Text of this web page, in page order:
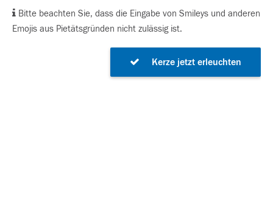
Bitte beachten Sie, dass die Eingabe von Smileys und anderen
Emojis aus Pietätsgründen nicht zulässig ist.
Kerze jetzt erleuchten